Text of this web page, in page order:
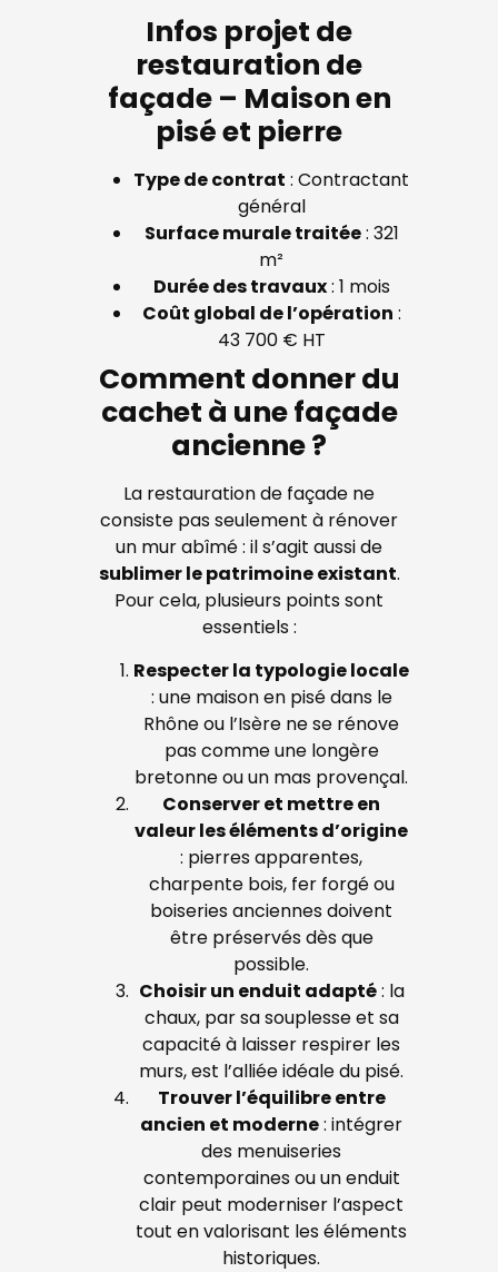
Infos projet de
restauration de
façade – Maison en
pisé et pierre
Type de contrat : Contractant
général
Surface murale traitée: 321
m²
Durée des travaux: 1 mois
Coût global de l’opération :
43 700 € HT
Comment donner du
cachet à une façade
ancienne ?
La restauration de façade ne
consiste pas seulement à rénover
un mur abîmé : il s’agit aussi de
sublimer le patrimoine existant.
Pour cela, plusieurs points sont
essentiels :
Respecter la typologie locale
: une maison en pisé dans le
Rhône ou l’Isère ne se rénove
pas comme une longère
bretonne ou un mas provençal.
Conserver et mettre en
valeur les éléments d’origine
: pierres apparentes,
charpente bois, fer forgé ou
boiseries anciennes doivent
être préservés dès que
possible.
Choisir un enduit adapté: la
chaux, par sa souplesse et sa
capacité à laisser respirer les
murs, est l’alliée idéale du pisé.
Trouver l’équilibre entre
ancien et moderne: intégrer
des menuiseries
contemporaines ou un enduit
clair peut moderniser l’aspect
tout en valorisant les éléments
historiques.